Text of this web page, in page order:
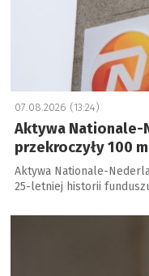
07.08.2026 (13:24)
Aktywa Nationale-
przekroczyły 100
Aktywa Nationale-
25-letniej historii
a